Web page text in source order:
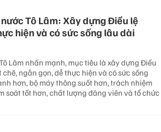
Tô Lâm: Xây dựng Điều lệ
hiện và có sức sống lâu dài
Lâm nhấn mạnh, mục tiêu là xây dựng Điều
ngắn gọn, dễ thực hiện và có sức sống
hơn, bộ máy thông suốt hơn, trách nhiệm
soát tốt hơn, chất lượng đảng viên và tổ chức